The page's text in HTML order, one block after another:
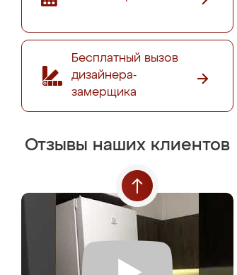
Бесплатный вызов
дизайнера-
замерщика
Отзывы наших клиентов